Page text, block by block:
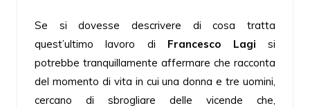
Se si dovesse descrivere di cosa tratta
quest’ultimo lavoro di Francesco Lagisi
potrebbe tranquillamente affermare che racconta
del momento di vita in cui una donna e tre uomini,
cercano di sbrogliare delle vicende che,